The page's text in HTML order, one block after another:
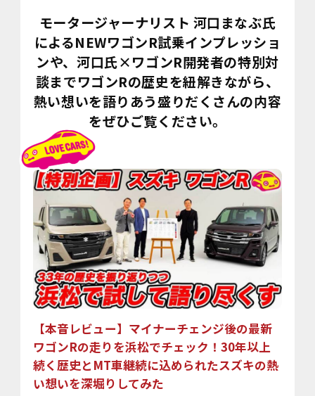
モータージャーナリスト 河口まなぶ氏
によるNEWワゴンR試乗インプレッショ
ンや、河口氏×ワゴンR開発者の特別対
談までワゴンRの歴史を紐解きながら、
熱い想いを語りあう盛りだくさんの内容
をぜひご覧ください。
【本音レビュー】マイナーチェンジ後の最新
ワゴンRの走りを浜松でチェック！30年以上
続く歴史とMT車継続に込められたスズキの熱
い想いを深堀りしてみた